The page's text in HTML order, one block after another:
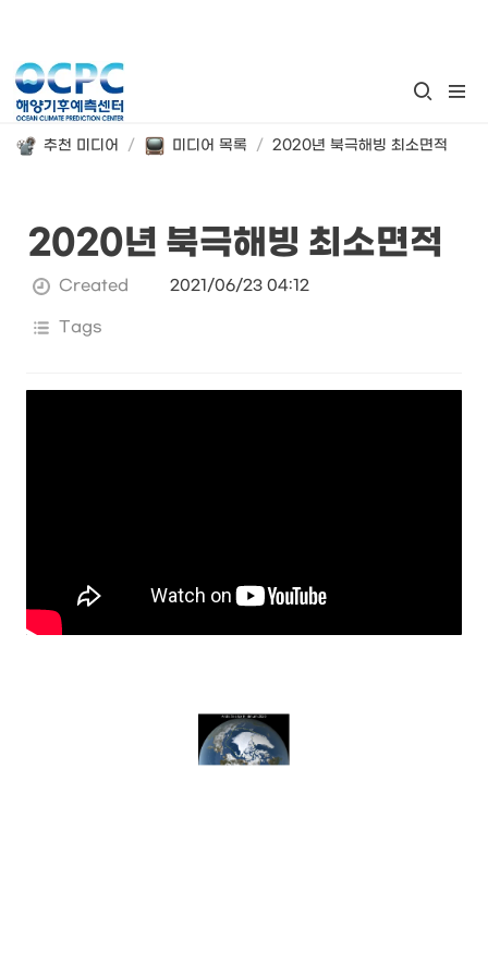
추천 미디어 / 미디어 목록 / 2020년 북극해빙 최소면적
2020년 북극해빙 최소면적
Created 2021/06/23 04:12
Tags